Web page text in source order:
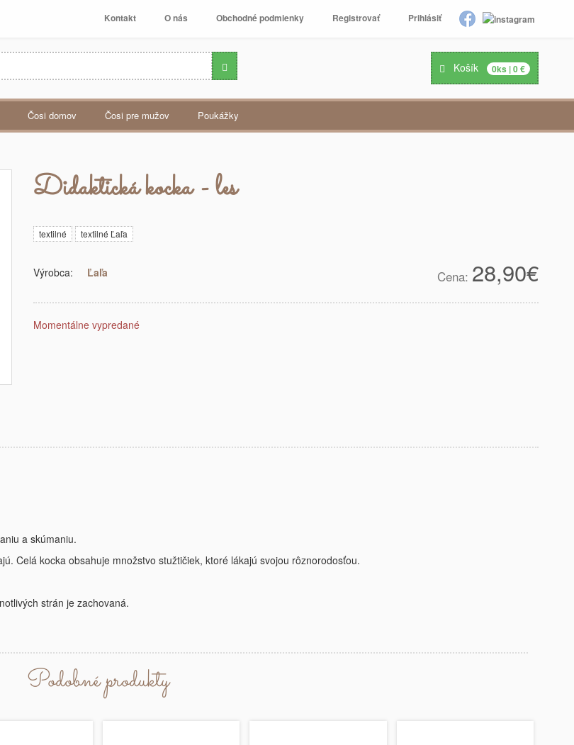
Kontakt O nás Obchodné podmienky Registrovať Prihlásiť
Košík 0ks |0€
čosi domov čosi pre mužov poukážky
Didaktická kocka - les
textilné textilné Ľaľa
Výrobca: Ľaľa Cena: 28,90€
Momentálne vypredané
a skúmaniu.
Celá kocka obsahuje množstvo stužtičiek, ktoré lákajú svojou rôznorodosťou.
strán je zachovaná.
Podobné produkty